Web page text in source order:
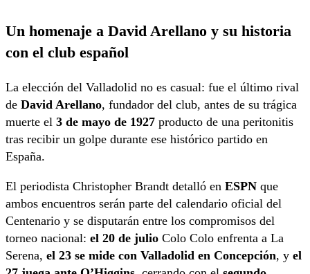
Un homenaje a David Arellano y su historia
con el club español
La elección del Valladolid no es casual: fue el último rival
de David Arellano, fundador del club, antes de su trágica
muerte el 3 de mayo de 1927 producto de una peritonitis
tras recibir un golpe durante ese histórico partido en
España.
El periodista Christopher Brandt detalló en ESPN que
ambos encuentros serán parte del calendario oficial del
Centenario y se disputarán entre los compromisos del
torneo nacional: el 20 de julio Colo Colo enfrenta a La
Serena, el 23 se mide con Valladolid en Concepción, y el